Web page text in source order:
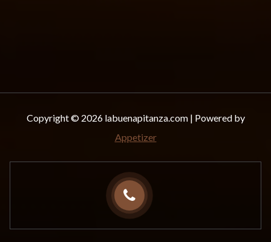
Copyright © 2026 labuenapitanza.com | Powered by
Appetizer